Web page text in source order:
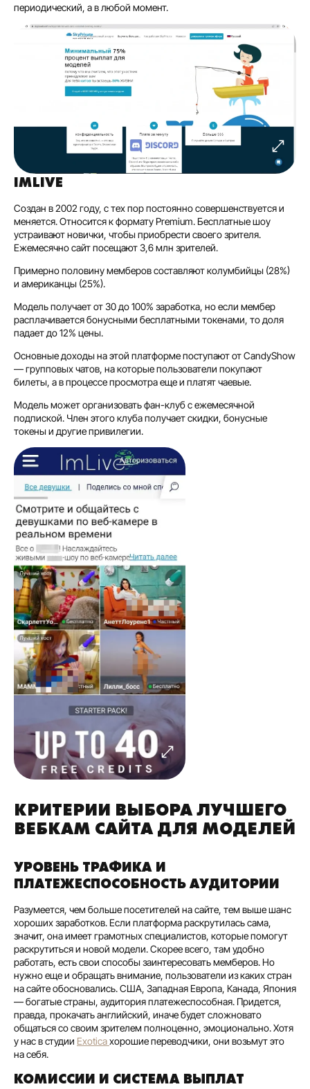
периодический, а в любой момент.
IMLIVE
Создан в 2002 году, с тех пор постоянно совершенствуется и
меняется. Относится к формату Premium. Бесплатные шоу
устраивают новички, чтобы приобрести своего зрителя.
Ежемесячно сайт посещают 3,6 млн зрителей.
Примерно половину мемберов составляют колумбийцы (28%)
и американцы (25%).
Модель получает от 30 до 100% заработка, но если мембер
расплачивается бонусными бесплатными токенами, то доля
падает до 12% цены.
Основные доходы на этой платформе поступают от CandyShow
— групповых чатов, на которые пользователи покупают
билеты, а в процессе просмотра еще и платят чаевые.
Модель может организовать фан-клуб с ежемесячной
подпиской. Член этого клуба получает скидки, бонусные
токены и другие привилегии.
КРИТЕРИИ ВЫБОРА ЛУЧШЕГО
ВЕБКАМ САЙТА ДЛЯ МОДЕЛЕЙ
УРОВЕНЬ ТРАФИКА И
ПЛАТЕЖЕСПОСОБНОСТЬ АУДИТОРИИ
Разумеется, чем больше посетителей на сайте, тем выше шанс
хороших заработков. Если платформа раскрутилась сама,
значит, она имеет грамотных специалистов, которые помогут
раскрутиться и новой модели. Скорее всего, там удобно
работать, есть свои способы заинтересовать мемберов. Но
нужно еще и обращать внимание, пользователи из каких стран
на сайте обосновались. США, Западная Европа, Канада, Япония
— богатые страны, аудитория платежеспособная. Придется,
правда, прокачать английский, иначе будет сложновато
общаться со своим зрителем полноценно, эмоционально. Хотя
у нас в студии Exoticaхорошие переводчики, они возьмут это
на себя.
КОМИССИИ И СИСТЕМА ВЫПЛАТ